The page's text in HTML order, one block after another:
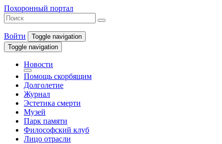
Похоронный портал
Войти
Toggle navigation
Toggle navigation
Новости
Помощь скорбящим
Долголетие
Журнал
Эстетика смерти
Музей
Парк памяти
Философский клуб
Лицо отрасли